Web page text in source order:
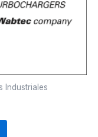
Industriales